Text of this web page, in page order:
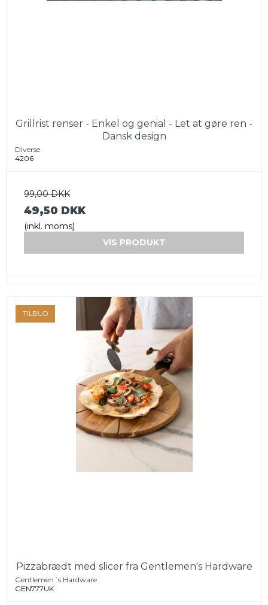
Grillrist renser - Enkel og genial - Let at gøre ren -
Dansk design
Diverse
4206
99,00 DKK
49,50 DKK
(inkl. moms)
VIS PRODUKT
TILBUD
Pizzabrædt med slicer fra Gentlemen's Hardware
Gentlemen´s Hardware
GEN777UK